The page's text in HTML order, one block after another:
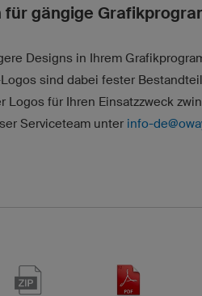
für gängige
Designs in Ihrem
sind dabei fester
Logos für Ihren Einsatzzweck
Serviceteam unter info-